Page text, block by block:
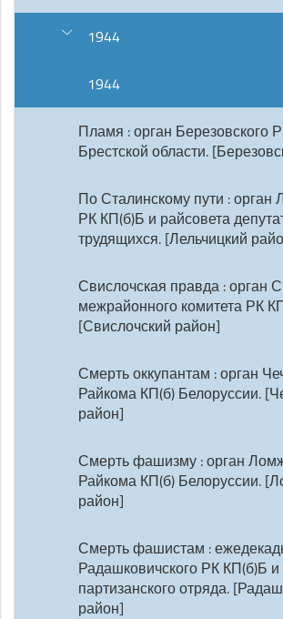
1944
1944
Пламя : орган Березовского
Брестской области.
По Сталинскому пути : орган
РК КП(б)Б и райсовета
трудящихся. [Лельчицкий
Свислочская правда : орган
межрайонного комитета РК
[Свислочский район]
Смерть оккупантам : орган
Райкома КП(б) Белоруссии.
район]
Смерть фашизму : орган
Райкома КП(б) Белоруссии.
район]
Смерть фашистам :
Радашковичского РК КП(б)Б
партизанского отряда.
район]